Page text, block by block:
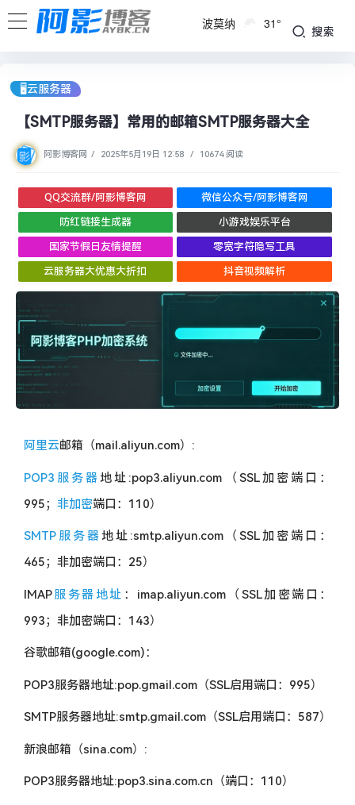
波莫纳 31°
搜索
🖥︎云服务器
【SMTP服务器】常用的邮箱SMTP服务器大全
阿影博客网 / 2025年5月19日 12:58 / 10674 阅读
QQ交流群/阿影博客网 微信公众号/阿影博客网
防红链接生成器 小游戏娱乐平台
国家节假日友情提醒 零宽字符隐写工具
云服务器大优惠大折扣 抖音视频解析
阿里云邮箱（mail.aliyun.com）:
POP3服务器 地址:pop3.aliyun.com（SSL加密端口：
995； 非加密端口：110）
SMTP服务器 地址:smtp.aliyun.com（SSL加密端口：
465；非加密端口：25）
IMAP服务器地址 ：imap.aliyun.com（SSL加密端口：
993；非加密端口：143）
谷歌邮箱(google.com)：
POP3服务器地址:pop.gmail.com（SSL启用端口：995）
SMTP服务器地址:smtp.gmail.com（SSL启用端口：587）
新浪邮箱（sina.com）:
POP3服务器地址:pop3.sina.com.cn（端口：110）